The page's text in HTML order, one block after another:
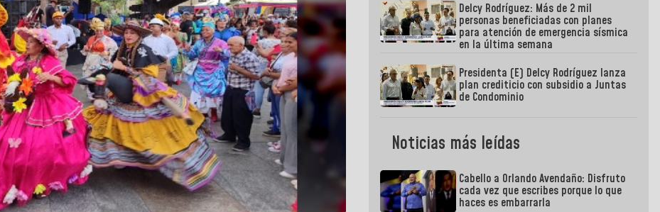
Delcy Rodríguez: Más de 2 mil
personas beneficiadas con planes
para atención de emergencia sísmica
en la última semana
Presidenta (E) Delcy Rodríguez lanza
plan crediticio con subsidio a Juntas
de Condominio
Noticias más leídas
Cabello a Orlando Avendaño: Disfruto
cada vez que escribes porque lo que
haces es embarrarla